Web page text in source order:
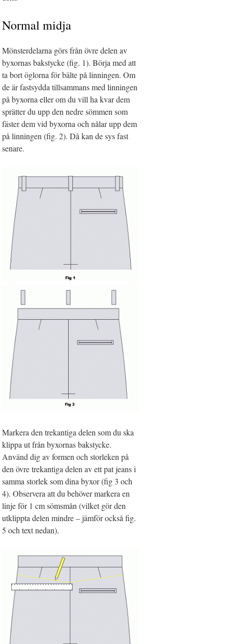
Normal midja
Mönsterdelarna görs från övre delen av
byxornas bakstycke (fig. 1). Börja med att
ta bort öglorna för bälte på linningen. Om
de är fastsydda tillsammans med linningen
på byxorna eller om du vill ha kvar dem
sprätter du upp den nedre sömmen som
fäster dem vid byxorna och nålar upp dem
på linningen (fig. 2). Då kan de sys fast
senare.
Markera den trekantiga delen som du ska
klippa ut från byxornas bakstycke.
Använd dig av formen och storleken på
den övre trekantiga delen av ett pat jeans i
samma storlek som dina byxor (fig 3 och
4). Observera att du behöver markera en
linje för 1 cm sömsmån (vilket gör den
utklippta delen mindre – jämför också fig.
5 och text nedan).